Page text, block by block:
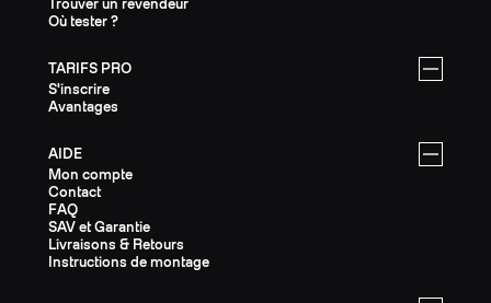
Trouver un revendeur
Où tester ?
TARIFS PRO
S'inscrire
Avantages
AIDE
Mon compte
Contact
FAQ
SAV et Garantie
Livraisons & Retours
Instructions de montage